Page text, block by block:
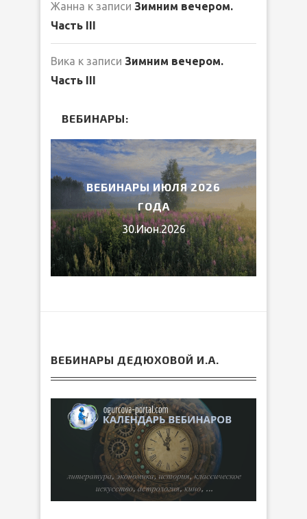
Жанна к записи Зимним вечером.
Часть III
Вика к записи Зимним вечером.
Часть III
ВЕБИНАРЫ:
ВЕБИНАРЫ ИЮЛЯ 2026
ГОДА
30.Июн.2026
ВЕБИНАРЫ ДЕДЮХОВОЙ И.А.